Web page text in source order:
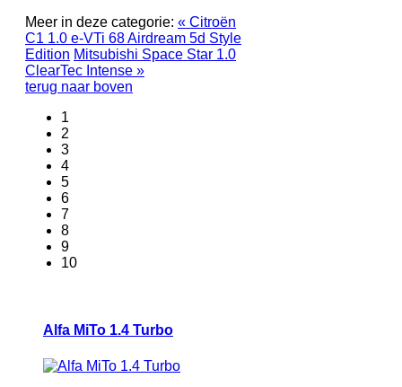
Meer in deze categorie: « Citroën
C1 1.0 e-VTi 68 Airdream 5d Style
Edition Mitsubishi Space Star 1.0
ClearTec Intense »
terug naar boven
1
2
3
4
5
6
7
8
9
10
Alfa MiTo 1.4 Turbo